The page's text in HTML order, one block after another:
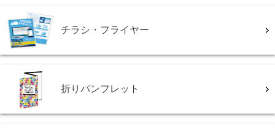
チラシ・フライヤー
折りパンフレット